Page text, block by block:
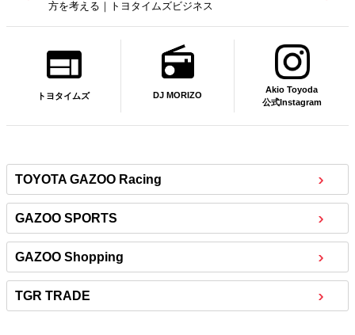
｜サッカー日本代表元監督｜トヨタイムズニュース
トヨタイムズ DJ MORIZO
Akio Toyoda
公式Instagram
TOYOTA GAZOO Racing
GAZOO SPORTS
GAZOO Shopping
TGR TRADE